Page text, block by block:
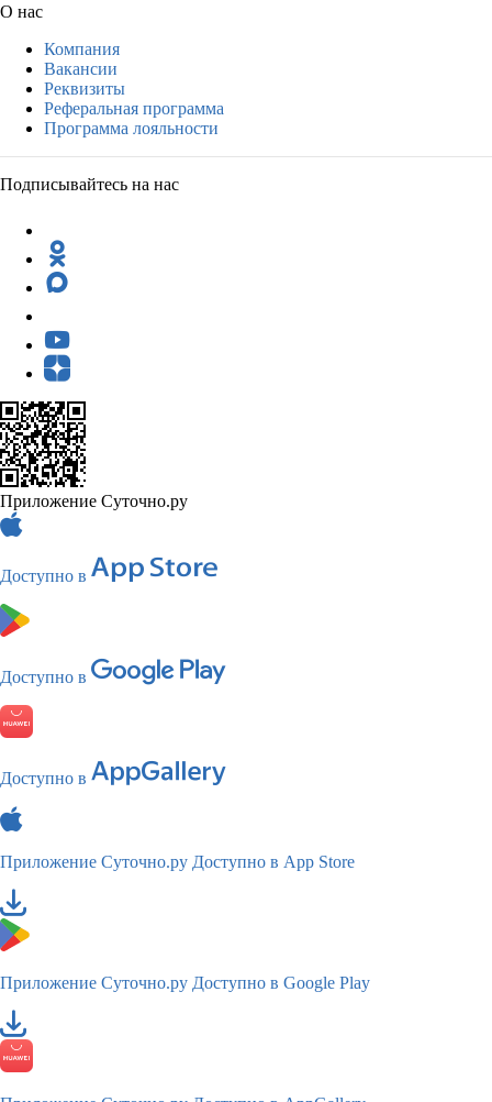
О нас
Компания
Вакансии
Реквизиты
Реферальная программа
Программа лояльности
Подписывайтесь на нас
Приложение Суточно.ру
Доступно в
Доступно в
Доступно в
Приложение Суточно.ру Доступно в App Store
Приложение Суточно.ру Доступно в Google Play